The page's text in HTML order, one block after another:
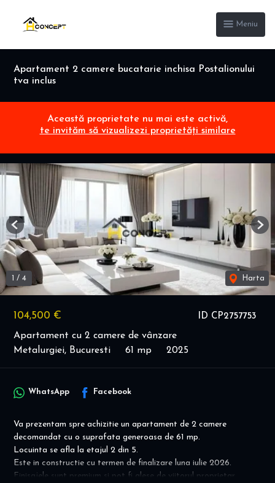
Meniu
Apartament 2 camere bucatarie inchisa Postalionului
tva inclus
Această proprietate nu mai este activă,
te invităm să vizualizezi proprietăți similare
ID CP2757753
104,500 €
Apartament cu 2 camere de vânzare
Metalurgiei, Bucuresti
61 mp 2025
/ 4 Harta
Previous
WhatsApp Facebook
Va prezentam spre achizitie un apartament de 2 camere
decomandat cu o suprafata generoasa de 61 mp.
Locuinta se afla la etajul 2 din 5.
Este in constructie cu termen de finalizare luna iulie 2026.
Finisajele sunt premium si pot fi alese de viitorul proprietar.